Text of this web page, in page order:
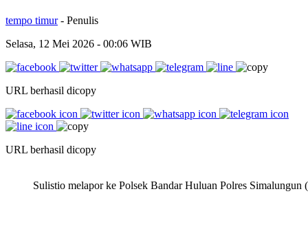
tempo timur - Penulis
Selasa, 12 Mei 2026 - 00:06 WIB
URL berhasil dicopy
URL berhasil dicopy
Sulistio melapor ke Polsek Bandar Huluan Polres Simalungun